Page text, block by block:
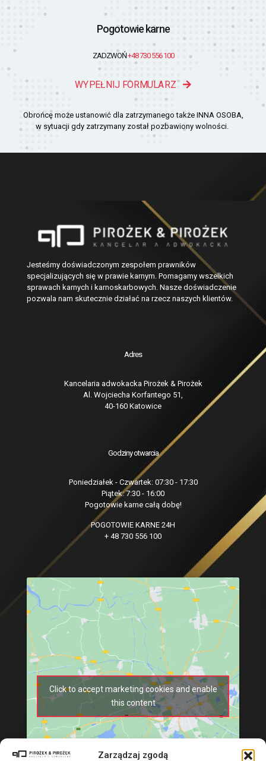
Zarządzaj zgodą
Pogotowie karne
ZADZWOŃ+48 730 556 100
WYPEŁNIJ FORMULARZ
Obrońcę może ustanowić dla zatrzymanego także INNA OSOBA,
w sytuacji gdy zatrzymany został pozbawiony wolności.
Jesteśmy doświadczonym zespołem prawników
specjalizujących się w prawie karnym. Pomagamy wszelkich
sprawach karnych i karnoskarbowych. Nasze doświadczenie
pozwala nam skutecznie działać na rzecz naszych klientów.
Adres
Kancelaria adwokacka Pirożek & Pirożek
Al. Wojciecha Korfantego 51,
40-160 Katowice
Godziny otwarcia
Poniedziałek - Czwartek: 07:30 - 17:30
Piątek: 7:30 - 16:00
Pogotowie karne całą dobę!
POGOTOWIE KARNE 24H
+ 48 730 556 100
Click to accept marketing cookies and enable
this content